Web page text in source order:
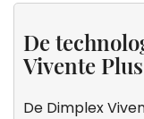
De
Vivente
De Dimplex